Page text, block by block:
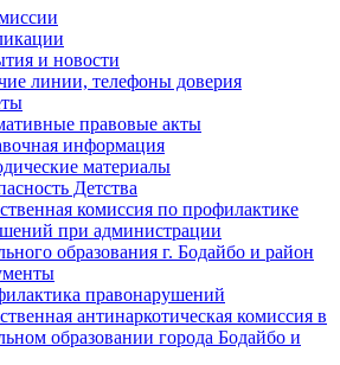
и новости
линии, телефоны доверия
правовые акты
информация
материалы
Детства
комиссия по профилактике
при администрации
образования г. Бодайбо и район
правонарушений
антинаркотическая комиссия в
образовании города Бодайбо и